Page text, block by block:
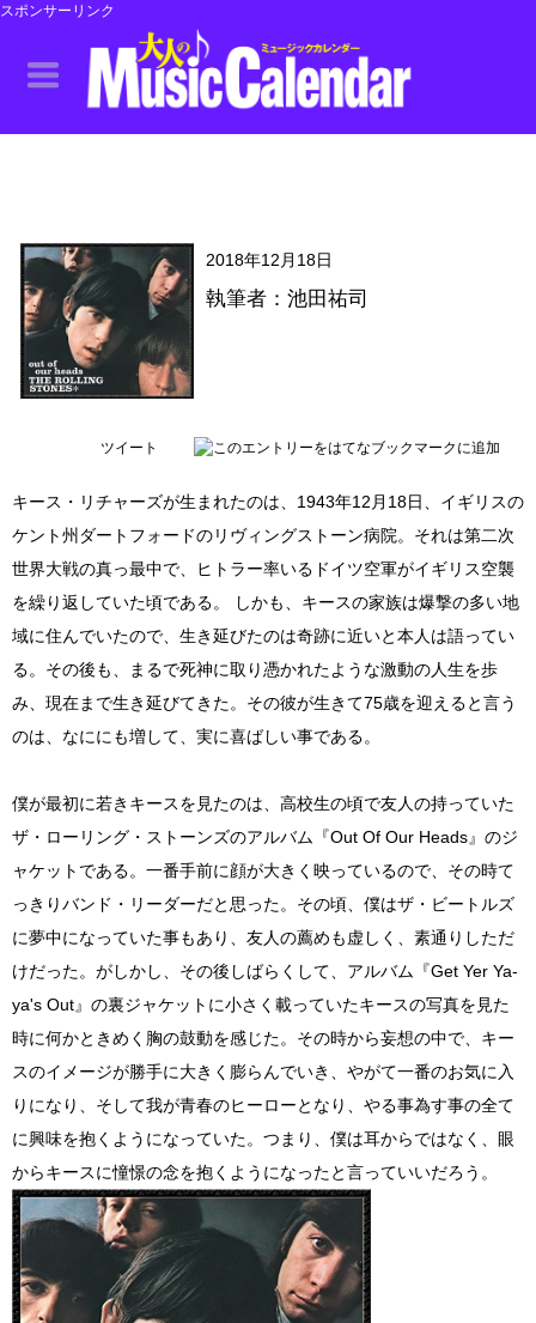
スポンサーリンク
2018年12月18日
執筆者：池田祐司
ツイート
キース・リチャーズが生まれたのは、1943年12月18日、イギリスの
ケント州ダートフォードのリヴィングストーン病院。それは第二次
世界大戦の真っ最中で、ヒトラー率いるドイツ空軍がイギリス空襲
を繰り返していた頃である。 しかも、キースの家族は爆撃の多い地
域に住んでいたので、生き延びたのは奇跡に近いと本人は語ってい
る。その後も、まるで死神に取り憑かれたような激動の人生を歩
み、現在まで生き延びてきた。その彼が生きて75歳を迎えると言う
のは、なににも増して、実に喜ばしい事である。
僕が最初に若きキースを見たのは、高校生の頃で友人の持っていた
ザ・ローリング・ストーンズのアルバム『Out Of Our Heads』のジ
ャケットである。一番手前に顔が大きく映っているので、その時て
っきりバンド・リーダーだと思った。その頃、僕はザ・ビートルズ
に夢中になっていた事もあり、友人の薦めも虚しく、素通りしただ
けだった。がしかし、その後しばらくして、アルバム『Get Yer Ya-
ya's Out』の裏ジャケットに小さく載っていたキースの写真を見た
時に何かときめく胸の鼓動を感じた。その時から妄想の中で、キー
スのイメージが勝手に大きく膨らんでいき、やがて一番のお気に入
りになり、そして我が青春のヒーローとなり、やる事為す事の全て
に興味を抱くようになっていた。つまり、僕は耳からではなく、眼
からキースに憧憬の念を抱くようになったと言っていいだろう。